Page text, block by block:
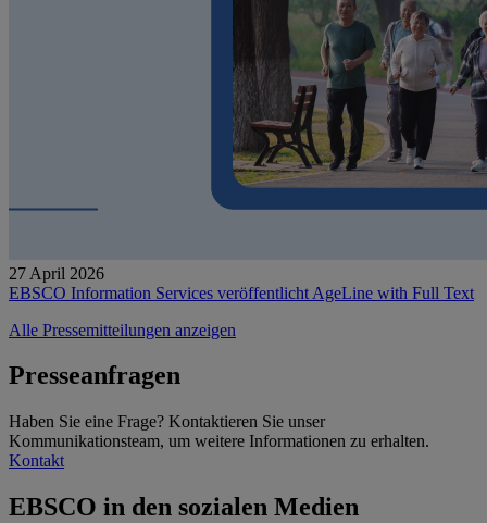
27 April 2026
EBSCO Information Services veröffentlicht AgeLine with Full Text
Alle Pressemitteilungen anzeigen
Presseanfragen
Haben Sie eine Frage? Kontaktieren Sie unser
Kommunikationsteam, um weitere Informationen zu erhalten.
Kontakt
EBSCO in den sozialen Medien